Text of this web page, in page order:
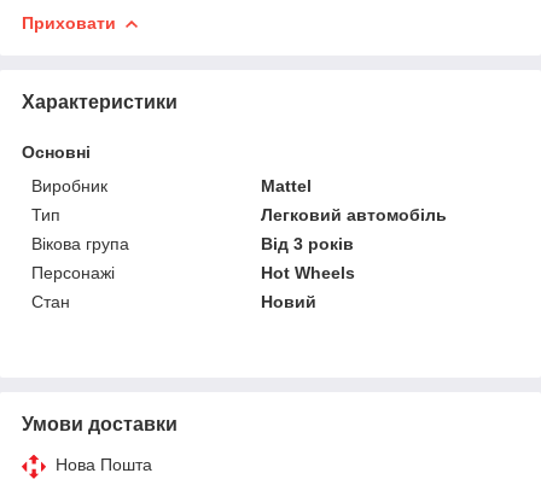
Приховати
Характеристики
Основні
Виробник
Mattel
Тип
Легковий автомобіль
Вікова група
Від 3 років
Персонажі
Hot Wheels
Стан
Новий
Умови доставки
Нова Пошта